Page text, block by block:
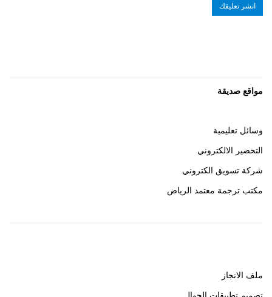
مواقع صديقة
وسائل تعليمية
التحضير الالكتروني
شركة تسويق الكتروني
مكتب ترجمة معتمد الرياض
ملف الانجاز